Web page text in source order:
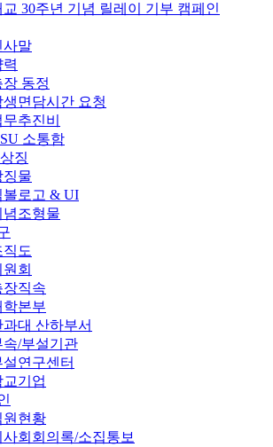
교 30주년 기념 릴레이 기부 캠페인
사말
력
장 동정
생면담시간 요청
무추진비
소통함
징
징물
볼로고 & UI
념조형물
직도
원회
장직속
학본부
과대 산하부서
속/부설기관
설연구센터
교기업
원현황
사회회의록/소집통보